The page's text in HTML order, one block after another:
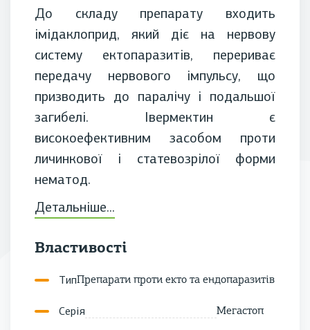
До складу препарату входить
імідаклоприд, який діє на нервову
систему ектопаразитів, перериває
передачу нервового імпульсу, що
призводить до паралічу і подальшої
загибелі. Івермектин є
високоефективним засобом проти
личинкової і статевозрілої форми
нематод.
Детальніше...
Властивості
ТипПрепарати проти екто та ендопаразитів
Серія Мегастоп